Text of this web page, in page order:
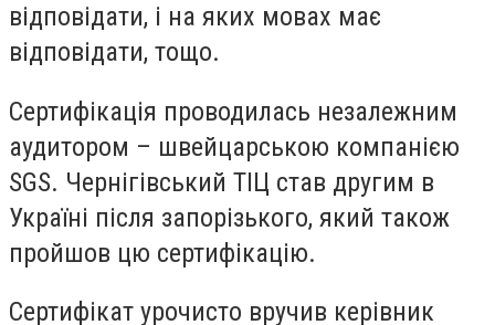
відповідати, і на яких мовах має
відповідати, тощо.
Сертифікація проводилась незалежним
аудитором – швейцарською компанією
SGS. Чернігівський ТІЦ став другим в
Україні після запорізького, який також
пройшов цю сертифікацію.
Сертифікат урочисто вручив керівник